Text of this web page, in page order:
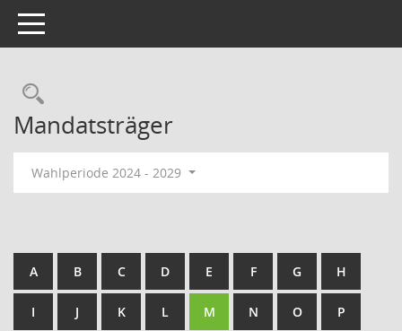
Toggle navigation
Rechercheauswahl
Mandatsträger
Wahlperiode 2024 - 2029
A B C D E F G H
I J K L M N O P